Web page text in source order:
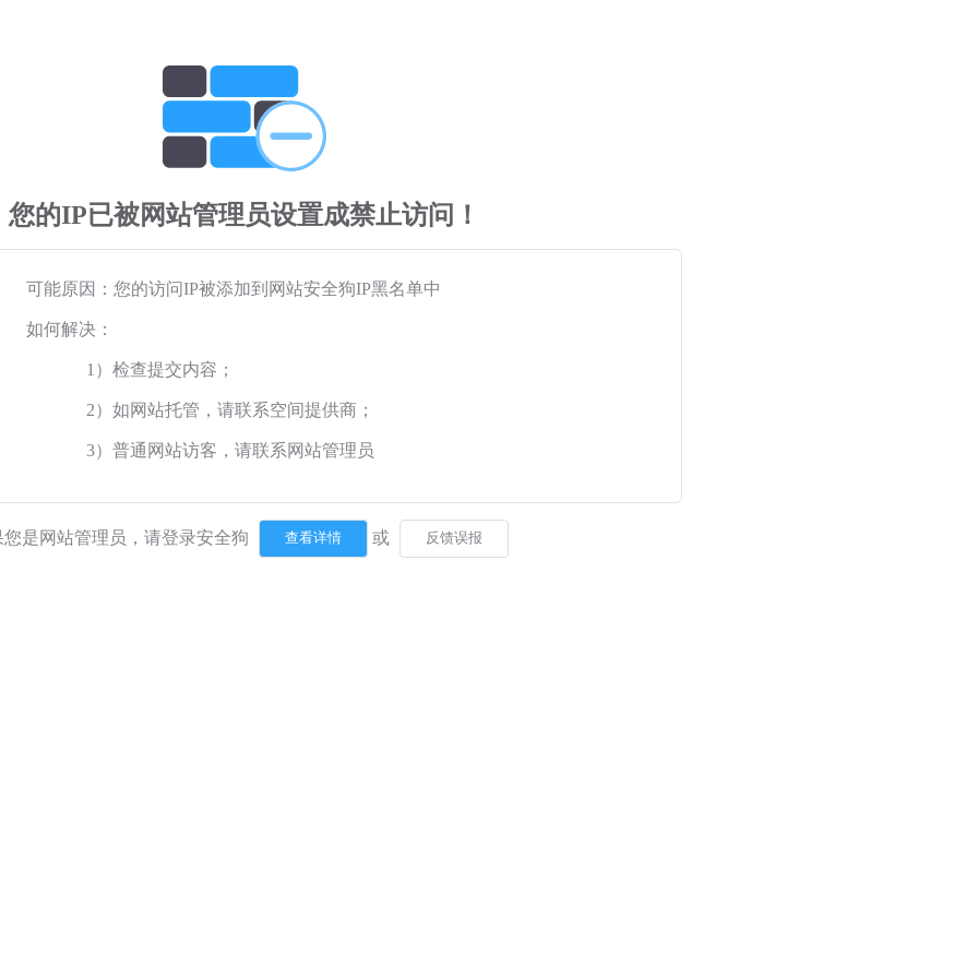
您的IP已被网站管理员设置成禁止访问！
可能原因：您的访问IP被添加到网站安全狗IP黑名单中
如何解决：
1）检查提交内容；
2）如网站托管，请联系空间提供商；
3）普通网站访客，请联系网站管理员
您是网站管理员，请登录安全狗 或